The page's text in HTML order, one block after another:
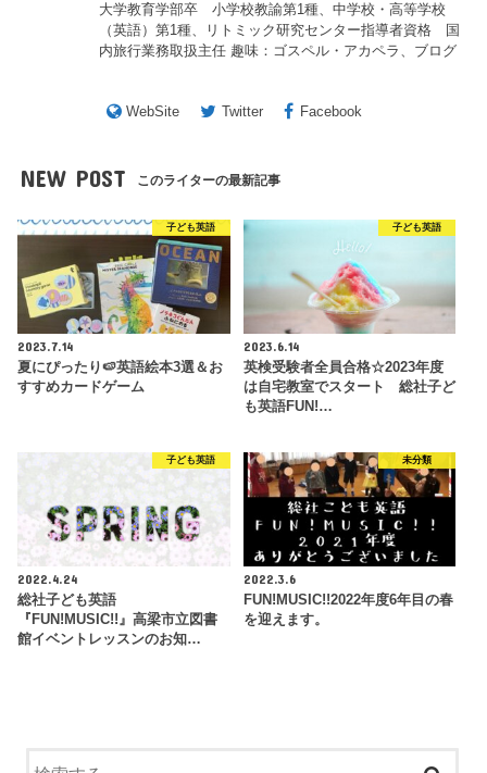
大学教育学部卒 小学校教諭第1種、中学校・高等学校
（英語）第1種、リトミック研究センター指導者資格 国
内旅行業務取扱主任 趣味：ゴスペル・アカペラ、ブログ
WebSite Twitter Facebook
NEW POST このライターの最新記事
子ども英語
2023.7.14
夏にぴったり🍉英語絵本3選＆お
すすめカードゲーム
子ども英語
2023.6.14
英検受験者全員合格☆2023年度
は自宅教室でスタート 総社子ど
も英語FUN!…
子ども英語
2022.4.24
総社子ども英語
『FUN!MUSIC!!』高梁市立図書
館イベントレッスンのお知…
未分類
2022.3.6
FUN!MUSIC!!2022年度6年目の春
を迎えます。